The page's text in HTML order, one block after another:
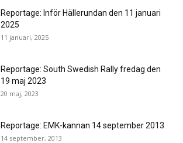
Reportage: Inför Hällerundan den 11 januari
2025
11 januari, 2025
Reportage: South Swedish Rally fredag den
19 maj 2023
20 maj, 2023
Reportage: EMK-kannan 14 september 2013
14 september, 2013